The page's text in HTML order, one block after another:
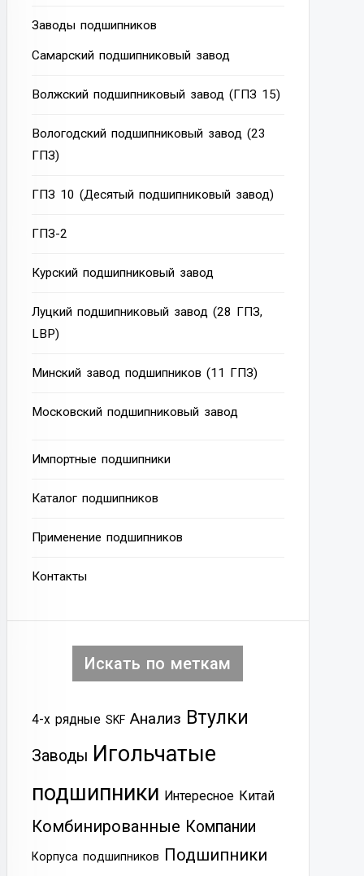
Заводы подшипников
Cамарский подшипниковый завод
Волжский подшипниковый завод (ГПЗ 15)
Вологодский подшипниковый завод (23
ГПЗ)
ГПЗ 10 (Десятый подшипниковый завод)
ГПЗ-2
Курский подшипниковый завод
Луцкий подшипниковый завод (28 ГПЗ,
LBP)
Минский завод подшипников (11 ГПЗ)
Московский подшипниковый завод
Импортные подшипники
Каталог подшипников
Применение подшипников
Контакты
Искать по меткам
4-х рядные SKF Анализ Втулки
Заводы Игольчатые
подшипники Интересное Китай
Комбинированные Компании
Корпуса подшипников Подшипники